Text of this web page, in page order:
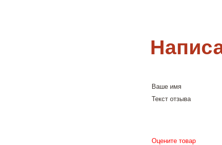
Ваше имя
Текст отзыва
Оцените товар